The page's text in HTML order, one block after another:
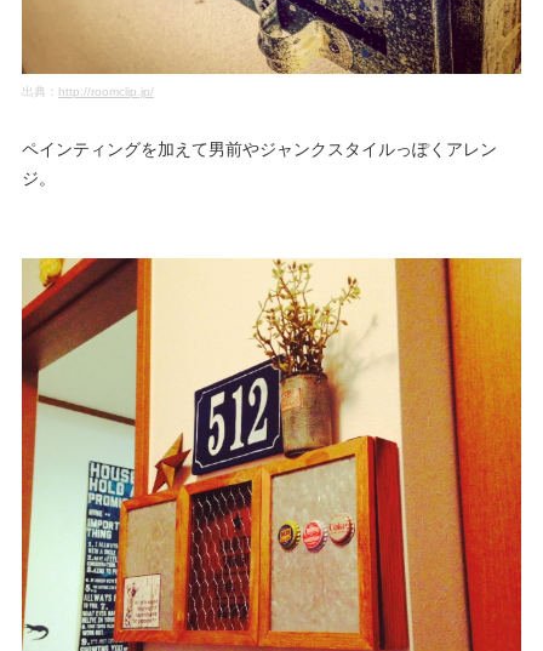
出典： http://roomclip.jp/
ペインティングを加えて男前やジャンクスタイルっぽくアレン
ジ。